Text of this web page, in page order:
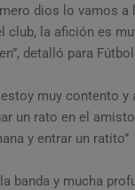
dios lo vamos a
club, la afición es
detalló para
estoy muy contento
un rato en el
y entrar un ratito”
banda y mucha